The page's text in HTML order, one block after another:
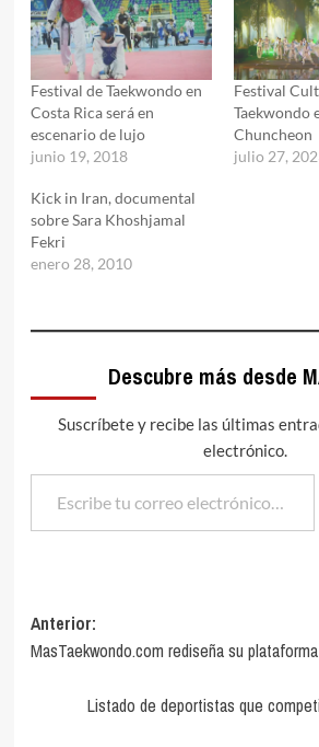
Festival de Taekwondo en
Costa Rica será en
escenario de lujo
junio 19, 2018
Festival
Taekwondo
Chuncheon
julio 27,
Kick in Iran, documental
sobre Sara Khoshjamal
Fekri
enero 28, 2010
Descubre más desde
Suscríbete y recibe las últimas
electrónico.
Escribe tu correo electrónico…
Navegación
de
entradas
Anterior:
MasTaekwondo.com rediseña su plataforma
Listado de deportistas que